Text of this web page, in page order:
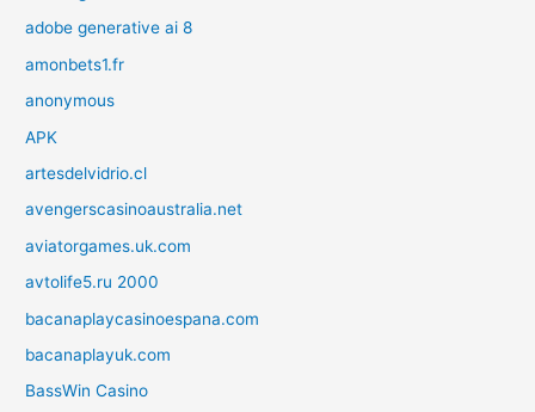
adobe generative ai 8
amonbets1.fr
anonymous
APK
artesdelvidrio.cl
avengerscasinoaustralia.net
aviatorgames.uk.com
avtolife5.ru 2000
bacanaplaycasinoespana.com
bacanaplayuk.com
BassWin Casino